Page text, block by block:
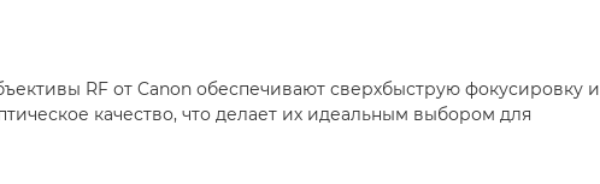
RF от Canon обеспечивают сверхбыструю фокусировку и
качество, что делает их идеальным выбором для